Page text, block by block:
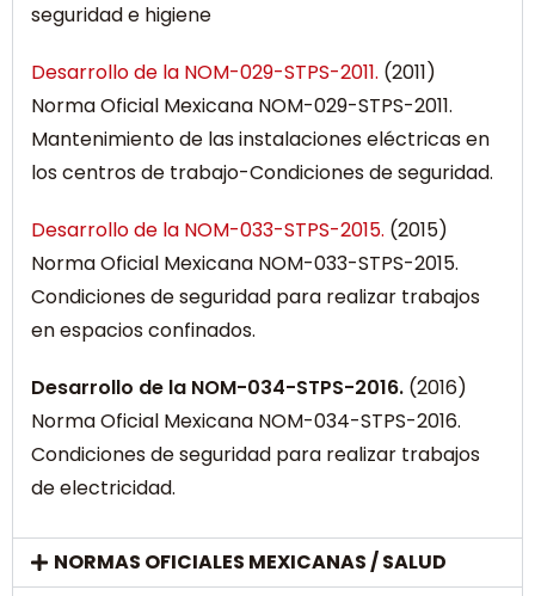
seguridad e higiene
Desarrollo de la NOM-029-STPS-2011. (2011)
Norma Oficial Mexicana NOM-029-STPS-2011.
Mantenimiento de las instalaciones eléctricas en
los centros de trabajo-Condiciones de seguridad.
Desarrollo de la NOM-033-STPS-2015. (2015)
Norma Oficial Mexicana NOM-033-STPS-2015.
Condiciones de seguridad para realizar trabajos
en espacios confinados.
Desarrollo de la NOM-034-STPS-2016. (2016)
Norma Oficial Mexicana NOM-034-STPS-2016.
Condiciones de seguridad para realizar trabajos
de electricidad.
NORMAS OFICIALES MEXICANAS / SALUD